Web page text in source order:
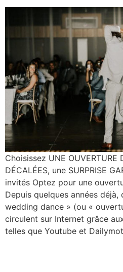
Choisissez UNE OUVERTURE
DÉCALÉES, une SURPRISE
invités Optez pour une
Depuis quelques années déjà,
wedding dance » (ou «
circulent sur Internet grâce
telles que Youtube et